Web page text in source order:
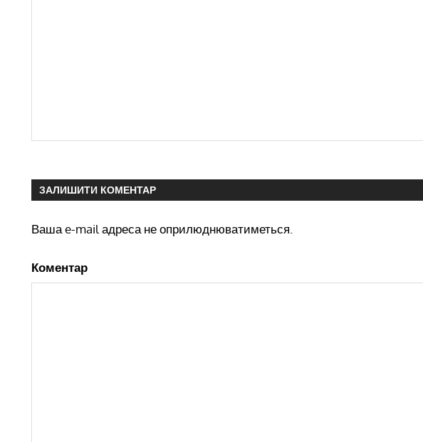
ЗАЛИШИТИ КОМЕНТАР
Ваша e-mail адреса не оприлюднюватиметься.
Коментар